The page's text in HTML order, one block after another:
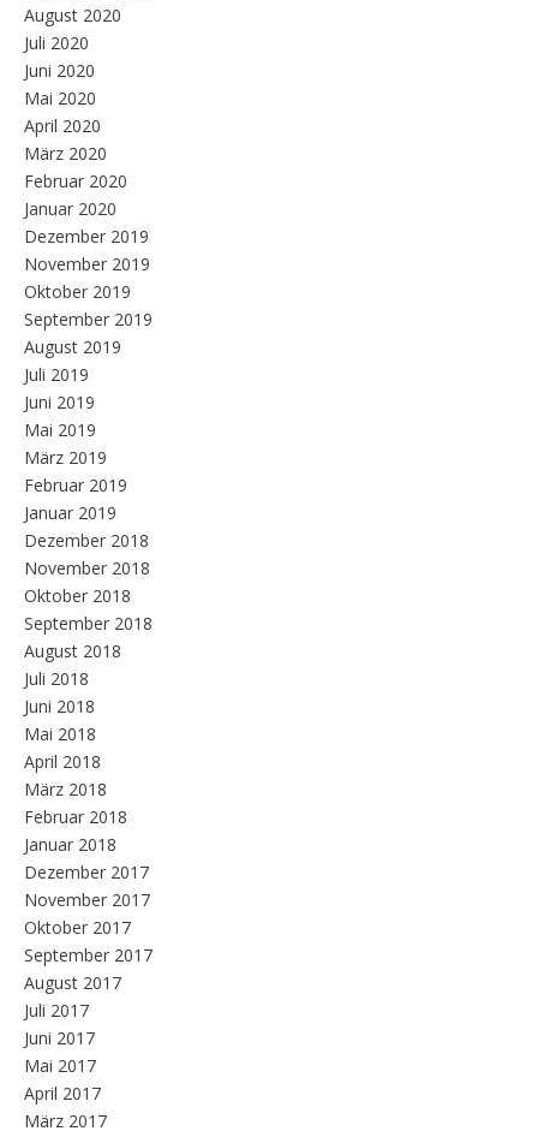
August 2020
Juli 2020
Juni 2020
Mai 2020
April 2020
März 2020
Februar 2020
Januar 2020
Dezember 2019
November 2019
Oktober 2019
September 2019
August 2019
Juli 2019
Juni 2019
Mai 2019
März 2019
Februar 2019
Januar 2019
Dezember 2018
November 2018
Oktober 2018
September 2018
August 2018
Juli 2018
Juni 2018
Mai 2018
April 2018
März 2018
Februar 2018
Januar 2018
Dezember 2017
November 2017
Oktober 2017
September 2017
August 2017
Juli 2017
Juni 2017
Mai 2017
April 2017
März 2017